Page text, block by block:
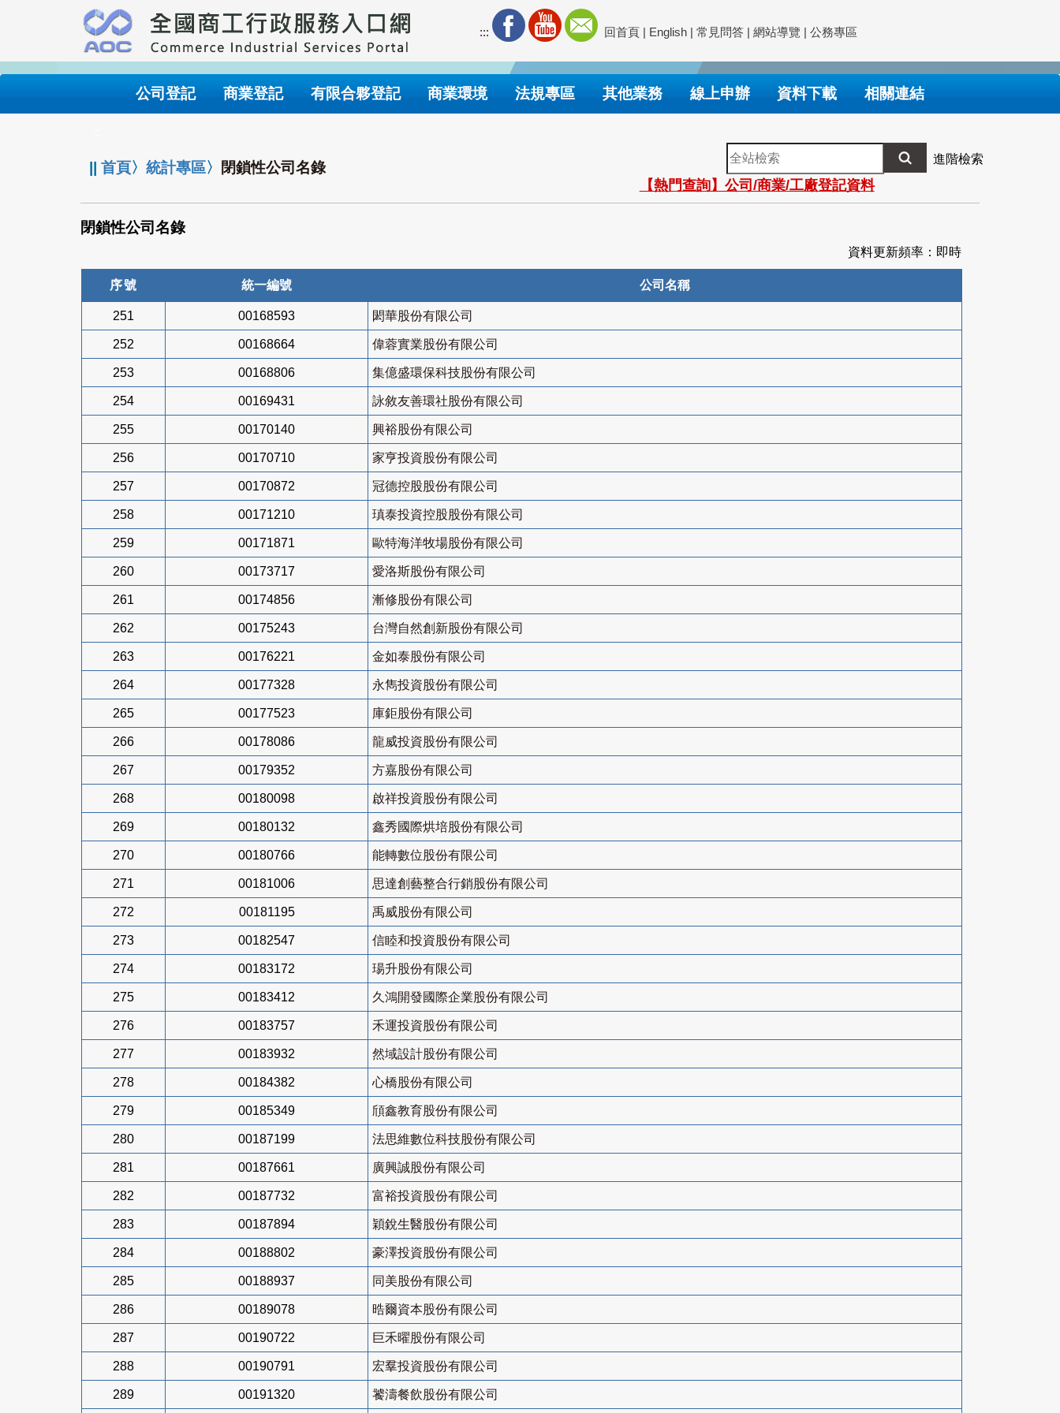
要
內
::: 回首頁 | English | 常見問答 | 網站導覽 | 公務專區
公司登記 商業登記 有限合夥登記 商業環境 法規專區 其他業務 線上申辦 資料下載 相關連結
||首頁〉統計專區〉 閉鎖性公司名錄
全
站
檢
索
進階檢索
【熱門查詢】公司/商業/工廠登記資料
閉鎖性公司名錄
資料更新頻率：即時
序號 統一編號 公司名稱
251 00168593 閎華股份有限公司
252 00168664 偉蓉實業股份有限公司
253 00168806 集億盛環保科技股份有限公司
254 00169431 詠敘友善環社股份有限公司
255 00170140 興裕股份有限公司
256 00170710 家亨投資股份有限公司
257 00170872 冠德控股股份有限公司
258 00171210 瑱泰投資控股股份有限公司
259 00171871 歐特海洋牧場股份有限公司
260 00173717 愛洛斯股份有限公司
261 00174856 漸修股份有限公司
262 00175243 台灣自然創新股份有限公司
263 00176221 金如泰股份有限公司
264 00177328 永雋投資股份有限公司
265 00177523 庫鉅股份有限公司
266 00178086 龍威投資股份有限公司
267 00179352 方嘉股份有限公司
268 00180098 啟祥投資股份有限公司
269 00180132 鑫秀國際烘培股份有限公司
270 00180766 能轉數位股份有限公司
271 00181006 思達創藝整合行銷股份有限公司
272 00181195 禹威股份有限公司
273 00182547 信睦和投資股份有限公司
274 00183172 瑒升股份有限公司
275 00183412 久鴻開發國際企業股份有限公司
276 00183757 禾運投資股份有限公司
277 00183932 然域設計股份有限公司
278 00184382 心橋股份有限公司
279 00185349 頎鑫教育股份有限公司
280 00187199 法思維數位科技股份有限公司
281 00187661 廣興誠股份有限公司
282 00187732 富裕投資股份有限公司
283 00187894 穎銳生醫股份有限公司
284 00188802 豪澤投資股份有限公司
285 00188937 同美股份有限公司
286 00189078 晧爾資本股份有限公司
287 00190722 巨禾曜股份有限公司
288 00190791 宏羣投資股份有限公司
289 00191320 饕濤餐飲股份有限公司